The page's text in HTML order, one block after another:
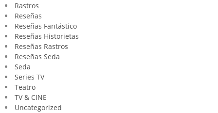
Rastros
Reseñas
Reseñas Fantástico
Reseñas Historietas
Reseñas Rastros
Reseñas Seda
Seda
Series TV
Teatro
TV & CINE
Uncategorized